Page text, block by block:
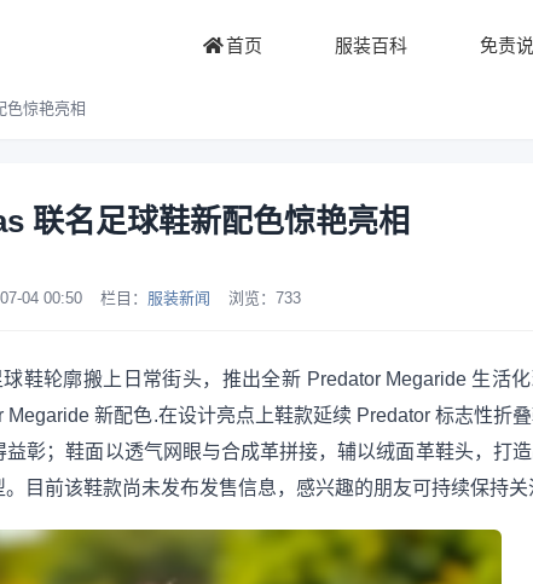
首页 服装百科 免责
色惊艳亮相
联名足球鞋新配色惊艳亮相
04 00:50 栏目： 服装新闻 浏览： 733
鞋轮廓搬上日常街头，推出全新 Predator Megaride 生活
新配色.在设计亮点上鞋款延续 Predator 标志性折
彰；鞋面以透气网眼与合成革拼接，辅以绒面革鞋头，打
目前该鞋款尚未发布发售信息，感兴趣的朋友可持续保持关